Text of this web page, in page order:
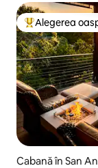
Locuință din
Alegerea
Cabană în San